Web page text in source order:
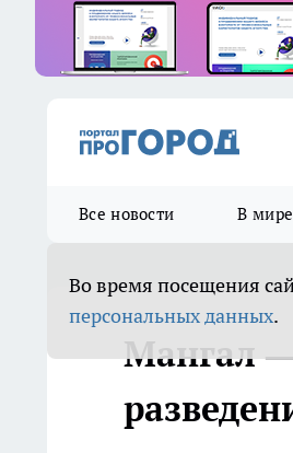
Все новости В мире
Во время посещения
персональных данных.
Мангал